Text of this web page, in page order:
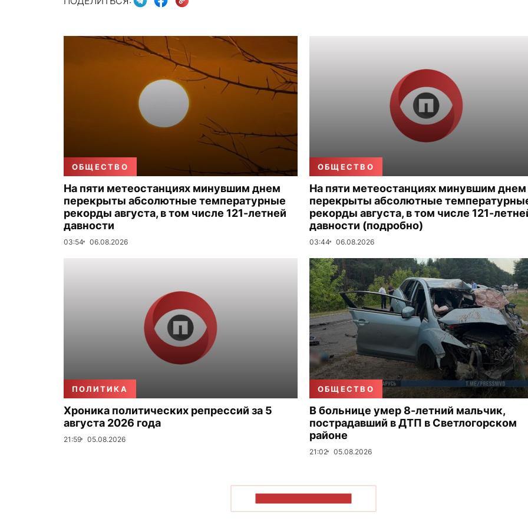
ОБЩЕСТВО
На пяти метеостанциях минувшим днем
перекрыты абсолютные температурные
рекорды августа, в том числе 121-летней
давности
03:54 06.08.2026
ОБЩЕСТВО
На пяти метеостанциях минувшим днем
перекрыты абсолютные
рекорды августа, в том числе 121-
давности (подробно)
03:44 06.08.2026
ПОЛИТИКА
Хроника политических репрессий за 5
августа 2026 года
21:59 05.08.2026
ОБЩЕСТВО
В больнице умер 8-летний мальчик,
пострадавший в ДТП в Светлогорском
районе
21:02 05.08.2026